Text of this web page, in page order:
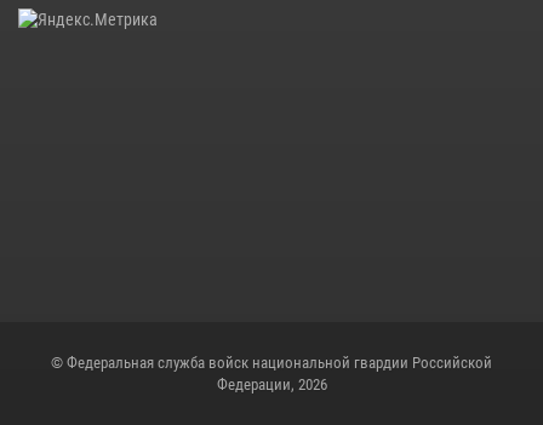
© Федеральная служба войск национальной гвардии Российской
Федерации, 2026